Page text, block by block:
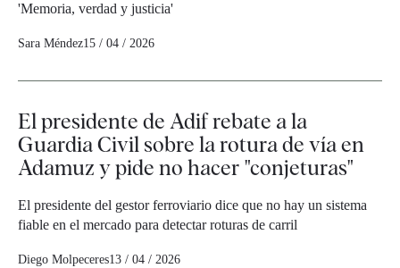
'Memoria, verdad y justicia'
Sara Méndez15 / 04 / 2026
El presidente de Adif rebate a la
Guardia Civil sobre la rotura de vía en
Adamuz y pide no hacer "conjeturas"
El presidente del gestor ferroviario dice que no hay un sistema
fiable en el mercado para detectar roturas de carril
Diego Molpeceres13 / 04 / 2026